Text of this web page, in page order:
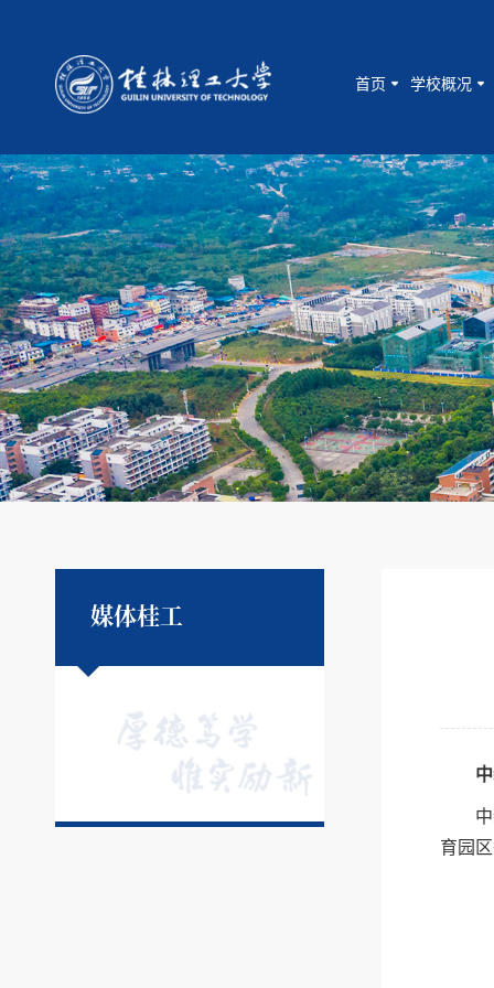
首页 学校概况
媒体桂工
育园